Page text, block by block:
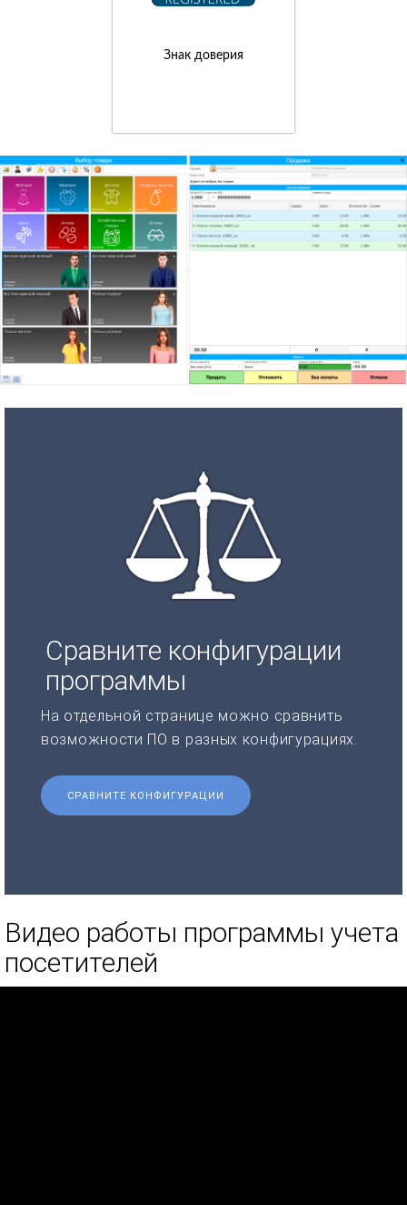
Знак доверия
Сравните конфигурации
программы
На отдельной странице можно сравнить
возможности ПО в разных конфигурациях.
СРАВНИТЕ КОНФИГУРАЦИИ
Видео работы программы учета
посетителей